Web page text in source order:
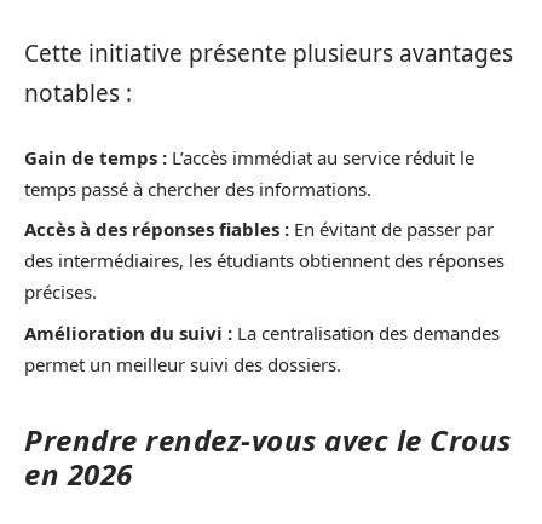
Cette initiative présente plusieurs avantages
notables :
Gain de temps : L’accès immédiat au service réduit le
temps passé à chercher des informations.
Accès à des réponses fiables : En évitant de passer par
des intermédiaires, les étudiants obtiennent des réponses
précises.
Amélioration du suivi : La centralisation des demandes
permet un meilleur suivi des dossiers.
Prendre rendez-vous avec le Crous
en 2026